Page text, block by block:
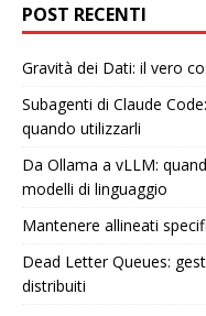
POST RECENTI
Gravità dei Dati: il vero
Subagenti di Claude
quando utilizzarli
Da Ollama a vLLM:
modelli di linguaggio
Mantenere allineati
Dead Letter Queues:
distribuiti